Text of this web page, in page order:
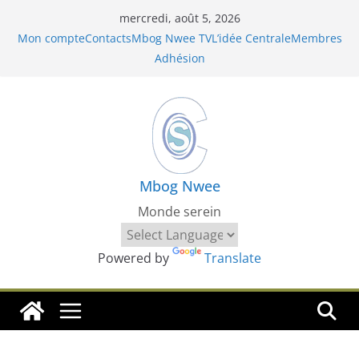
mercredi, août 5, 2026
Mon compteContactsMbog Nwee TVL’idée CentraleMembres
Adhésion
Mbog Nwee
Monde serein
Powered by Translate